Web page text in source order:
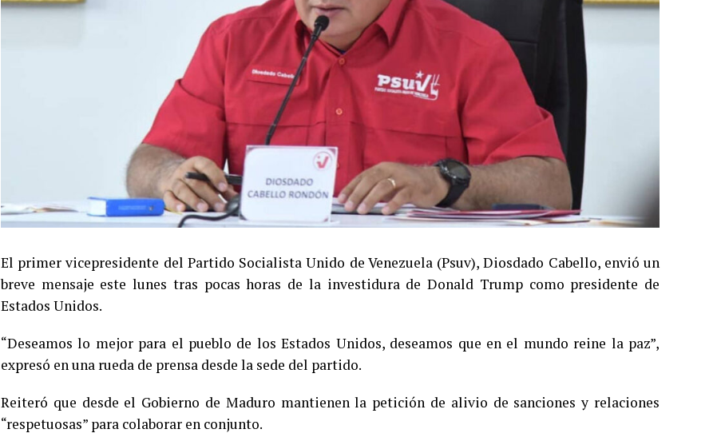
El primer vicepresidente del Partido Socialista Unido de Venezuela (Psuv), Diosdado Cabello, envió un
breve mensaje este lunes tras pocas horas de la investidura de Donald Trump como presidente de
Estados Unidos.
“Deseamos lo mejor para el pueblo de los Estados Unidos, deseamos que en el mundo reine la paz”,
expresó en una rueda de prensa desde la sede del partido.
Reiteró que desde el Gobierno de Maduro mantienen la petición de alivio de sanciones y relaciones
“respetuosas” para colaborar en conjunto.